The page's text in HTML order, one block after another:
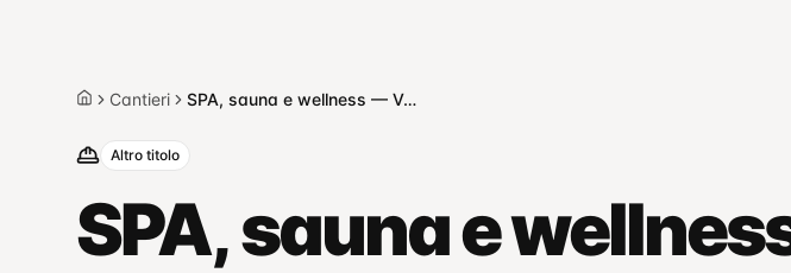
HomeCantieri SPA, sauna e wellness — Verona
Altro titolo
SPA, sauna e